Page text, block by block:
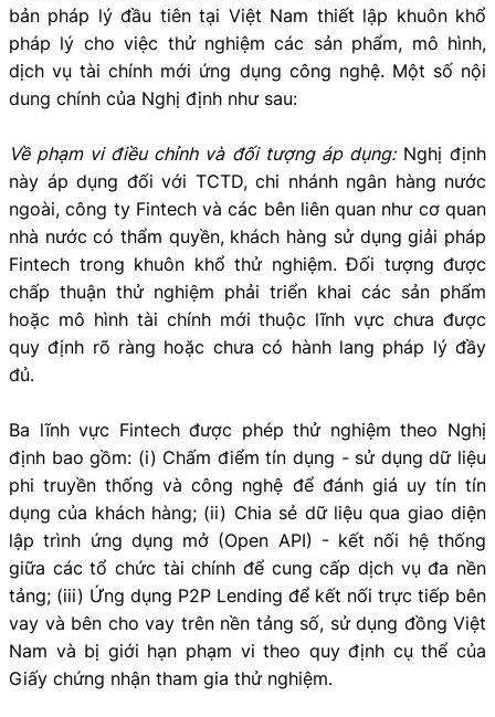
bản pháp lý đầu tiên tại Việt Nam thiết lập khuôn khổ
pháp lý cho việc thử nghiệm các sản phẩm, mô hình,
dịch vụ tài chính mới ứng dụng công nghệ. Một số nội
dung chính của Nghị định như sau:
Về phạm vi điều chỉnh và đối tượng áp dụng:Nghị định
này áp dụng đối với TCTD, chi nhánh ngân hàng nước
ngoài, công ty Fintech và các bên liên quan như cơ quan
nhà nước có thẩm quyền, khách hàng sử dụng giải pháp
Fintech trong khuôn khổ thử nghiệm. Đối tượng được
chấp thuận thử nghiệm phải triển khai các sản phẩm
hoặc mô hình tài chính mới thuộc lĩnh vực chưa được
quy định rõ ràng hoặc chưa có hành lang pháp lý đầy
đủ.
Ba lĩnh vực Fintech được phép thử nghiệm theo Nghị
định bao gồm: (i) Chấm điểm tín dụng - sử dụng dữ liệu
phi truyền thống và công nghệ để đánh giá uy tín tín
dụng của khách hàng; (ii) Chia sẻ dữ liệu qua giao diện
lập trình ứng dụng mở (Open API) - kết nối hệ thống
giữa các tổ chức tài chính để cung cấp dịch vụ đa nền
tảng; (iii) Ứng dụng P2P Lending để kết nối trực tiếp bên
vay và bên cho vay trên nền tảng số, sử dụng đồng Việt
Nam và bị giới hạn phạm vi theo quy định cụ thể của
Giấy chứng nhận tham gia thử nghiệm.